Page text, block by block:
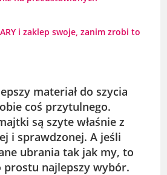
i zaklep swoje, zanim zrobi to
materiał do szycia
coś przytulnego.
są szyte właśnie z
i sprawdzonej. A jeśli
ubrania tak jak my, to
prostu najlepszy wybór.